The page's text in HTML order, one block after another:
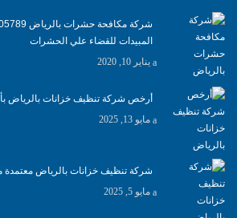
المبيدات للقضاء علي الحشرات
يناير 10, 2020
أرخص شركة تنظيف خزانات بالرياض
مايو 13, 2025
شركة تنظيف خزانات بالرياض
مايو 5, 2025